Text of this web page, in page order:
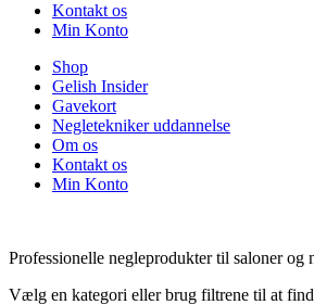
Kontakt os
Min Konto
Shop
Gelish Insider
Gavekort
Negletekniker uddannelse
Om os
Kontakt os
Min Konto
Professionelle negleprodukter til saloner og
Vælg en kategori eller brug filtrene til at